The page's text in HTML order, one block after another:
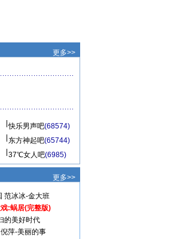
更多>>
快乐男声吧(68574)
东方神起吧(65744)
37℃女人吧(6985)
更多>>
范冰冰-金大班
:蜗居(完整版)
的美好时代
倪萍-美丽的事